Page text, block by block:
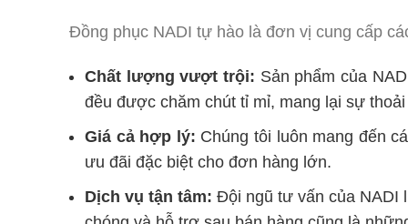
Đồng phục NADI tự hào là đơn vị cung cấp
Chất lượng vượt trội: Sản phẩmcủa
đều được chăm chút tỉ mỉ, mang lại sự
Giá cả hợp lý: Chúng tôi luôn mang đến
ưu đãi đặc biệt cho đơn hàng lớn.
Dịch vụ tận tâm: Đội ngũ tư vấn của NADI